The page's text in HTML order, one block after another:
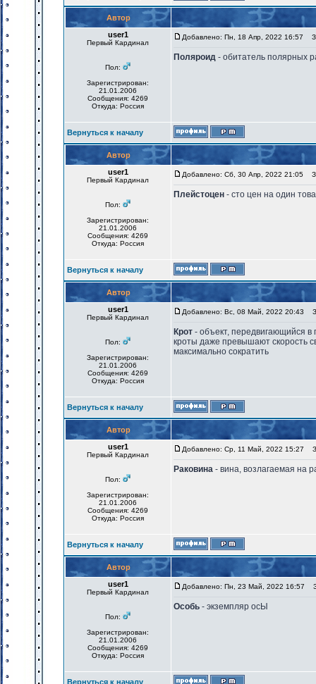
Автор
user1
Первый Кардинал
Пол:
Зарегистрирован:
21.01.2006
Сообщения: 4269
Откуда: Россия
Добавлено: Пн, 18 Апр, 2022 16:57
Поляроид - обитатель полярных
Вернуться к началу
Автор
user1
Первый Кардинал
Пол:
Зарегистрирован:
21.01.2006
Сообщения: 4269
Откуда: Россия
Добавлено: Сб, 30 Апр, 2022 21:05
Плейстоцен - сто цен на один
Вернуться к началу
Автор
user1
Первый Кардинал
Пол:
Зарегистрирован:
21.01.2006
Сообщения: 4269
Откуда: Россия
Добавлено: Вс, 08 Май, 2022 20:43
Крот - объект, передвигающийся в
кроты даже превышают скорость
максимально сократить
Вернуться к началу
Автор
user1
Первый Кардинал
Пол:
Зарегистрирован:
21.01.2006
Сообщения: 4269
Откуда: Россия
Добавлено: Ср, 11 Май, 2022 15:27
Раковина - вина, возлагаемая на
Вернуться к началу
Автор
user1
Первый Кардинал
Пол:
Зарегистрирован:
21.01.2006
Сообщения: 4269
Откуда: Россия
Добавлено: Пн, 23 Май, 2022 16:57
Особь - экземпляр осЫ
Вернуться к началу